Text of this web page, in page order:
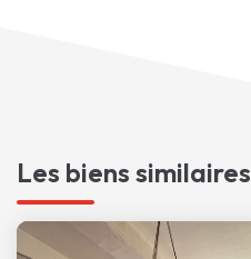
Les biens similaires